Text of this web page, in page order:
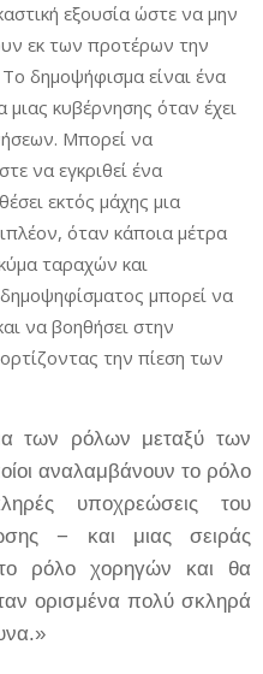
εξουσία ώστε να μην
εκ των προτέρων την
δημοψήφισμα είναι ένα
κυβέρνησης όταν έχει
Μπορεί να
να εγκριθεί ένα
εκτός μάχης μια
όταν κάποια μέτρα
ταραχών και
μπορεί να
να βοηθήσει στην
την πίεση των
των ρόλων μεταξύ των
αναλαμβάνουν το ρόλο
υποχρεώσεις του
− και μιας σειράς
ρόλο χορηγών και θα
ορισμένα πολύ σκληρά
»